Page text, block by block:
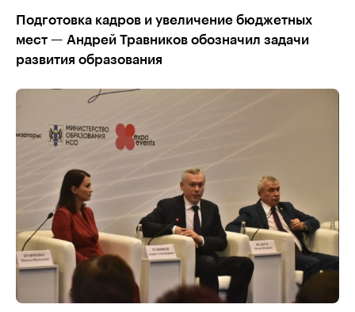
Подготовка кадров и увеличение бюджетных
мест — Андрей Травников обозначил задачи
развития образования